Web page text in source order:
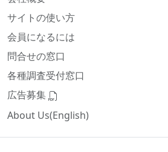
サイトの使い方
会員になるには
問合せの窓口
各種調査受付窓口
広告募集
About Us(English)